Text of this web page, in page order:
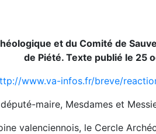
et du Comité de
de Piété. Texte publié le 25
www.va-infos.fr/breve/
maire, Mesdames et
valenciennois, le Cercle